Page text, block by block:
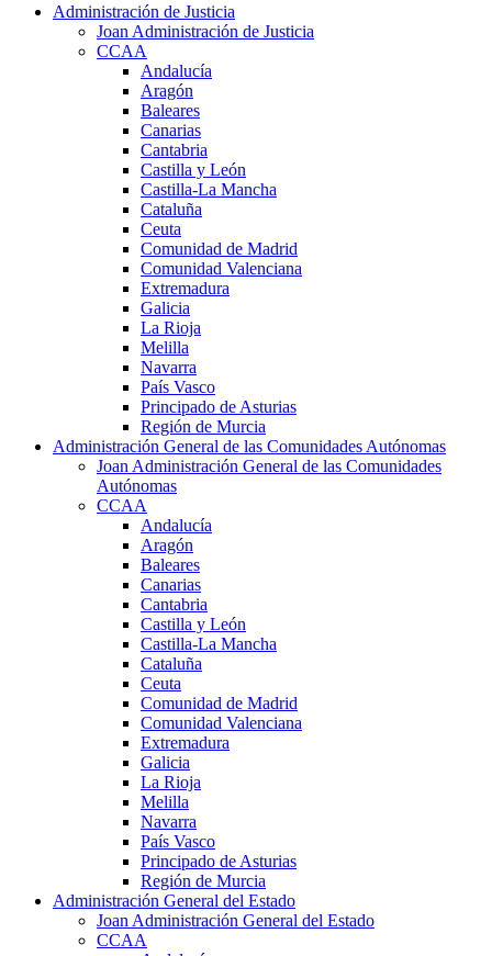
Administración de Justicia
Joan Administración de Justicia
CCAA
Andalucía
Aragón
Baleares
Canarias
Cantabria
Castilla y León
Castilla-La Mancha
Cataluña
Ceuta
Comunidad de Madrid
Comunidad Valenciana
Extremadura
Galicia
La Rioja
Melilla
Navarra
País Vasco
Principado de Asturias
Región de Murcia
Administración General de las Comunidades Autónomas
Joan Administración General de las Comunidades
Autónomas
CCAA
Andalucía
Aragón
Baleares
Canarias
Cantabria
Castilla y León
Castilla-La Mancha
Cataluña
Ceuta
Comunidad de Madrid
Comunidad Valenciana
Extremadura
Galicia
La Rioja
Melilla
Navarra
País Vasco
Principado de Asturias
Región de Murcia
Administración General del Estado
Joan Administración General del Estado
CCAA